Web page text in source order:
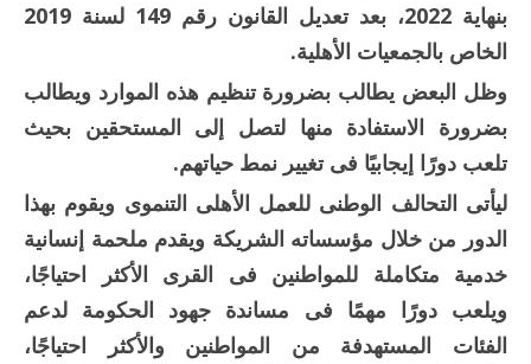
بنهاية 2022، بعد تعديل القانون رقم 149 لسنة 2019
الخاص بالجمعيات الأهلية.
وظل البعض يطالب بضرورة تنظيم هذه الموارد ويطالب
بضرورة الاستفادة منها لتصل إلى المستحقين بحيث
تلعب دورًا إيجابيًا فى تغيير نمط حياتهم.
ليأتى التحالف الوطنى للعمل الأهلى التنموى ويقوم بهذا
الدور من خلال مؤسساته الشريكة ويقدم ملحمة إنسانية
خدمية متكاملة للمواطنين فى القرى الأكثر احتياجًا،
ويلعب دورًا مهمًا فى مساندة جهود الحكومة لدعم
الفئات المستهدفة من المواطنين والأكثر احتياجًا،